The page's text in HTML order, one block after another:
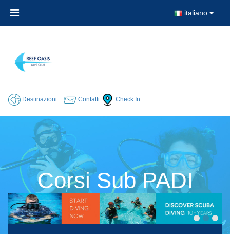
italiano
Destinazioni Contatti Check In
Corsi Sub PADI